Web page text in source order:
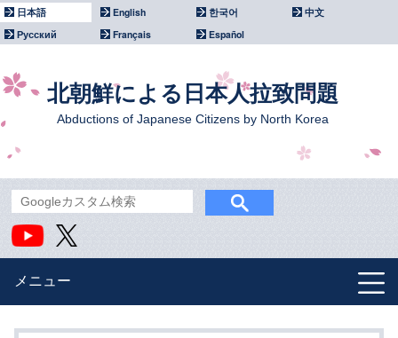
日本語 English 한국어
中文
Русский
Français Español
北朝鮮による日本人拉致問題
Abductions of Japanese Citizens by North Korea
メニュー